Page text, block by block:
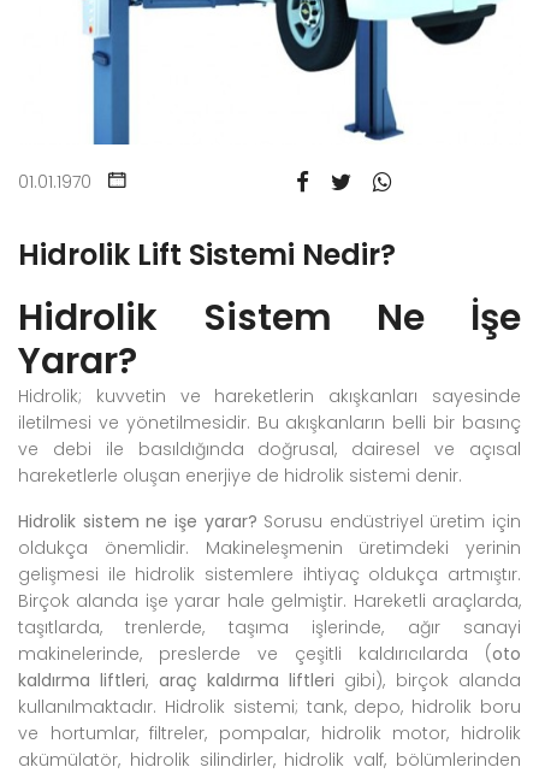
01.01.1970
Hidrolik Lift Sistemi Nedir?
Hidrolik Sistem Ne İşe
Yarar?
Hidrolik; kuvvetin ve hareketlerin akışkanları sayesinde
iletilmesi ve yönetilmesidir. Bu akışkanların belli bir basınç
ve debi ile basıldığında doğrusal, dairesel ve açısal
hareketlerle oluşan enerjiye de hidrolik sistemi denir.
Hidrolik sistem ne işe yarar? Sorusu endüstriyel üretim için
oldukça önemlidir. Makineleşmenin üretimdeki yerinin
gelişmesi ile hidrolik sistemlere ihtiyaç oldukça artmıştır.
Birçok alanda işe yarar hale gelmiştir. Hareketli araçlarda,
taşıtlarda, trenlerde, taşıma işlerinde, ağır sanayi
makinelerinde, preslerde ve çeşitli kaldırıcılarda (oto
kaldırma liftleri, araç kaldırma liftleri gibi), birçok alanda
kullanılmaktadır. Hidrolik sistemi; tank, depo, hidrolik boru
ve hortumlar, filtreler, pompalar, hidrolik motor, hidrolik
akümülatör, hidrolik silindirler, hidrolik valf, bölümlerinden